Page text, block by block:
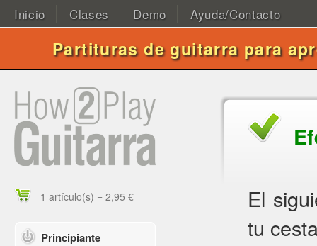
Inicio Clases Demo Ayuda/Contacto
Partituras de guitarra para
1 artículo(s) = 2,95 €
Principiante
El
tu